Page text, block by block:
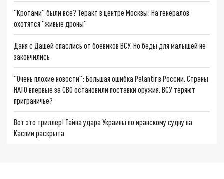
"Кротами" были все? Теракт в центре Москвы: На генералов
охотятся "живые дроны"
Даня с Дашей спаслись от боевиков ВСУ. Но беды для малышей не
закончились
"Очень плохие новости": Большая ошибка Palantir в России. Страны
НАТО впервые за СВО остановили поставки оружия. ВСУ теряют
приграничье?
Вот это триллер! Тайна удара Украины по иранскому судну на
Каспии раскрыта